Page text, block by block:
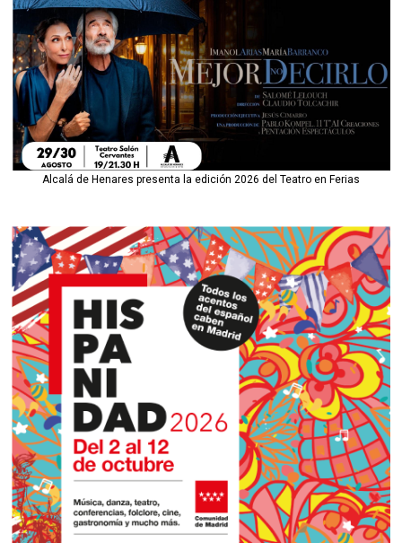
Alcalá de Henares presenta la edición 2026 del Teatro en Ferias